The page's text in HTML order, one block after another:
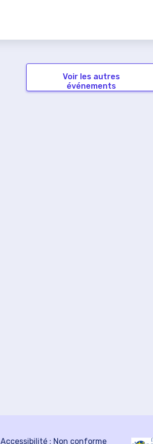
Voir les autres
événements
Accessibilité : Non conforme